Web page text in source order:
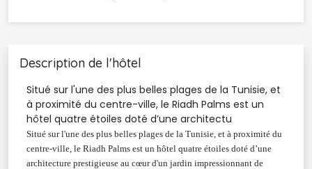
Description de l'hôtel
Situé sur l'une des plus belles plages de la Tunisie, et
à proximité du centre-ville, le Riadh Palms est un
hôtel quatre étoiles doté d’une architectu
Situé sur l'une des plus belles plages de la Tunisie, et à proximité du
centre-ville, le Riadh Palms est un hôtel quatre étoiles doté d’une
architecture prestigieuse au cœur d'un jardin impressionnant de